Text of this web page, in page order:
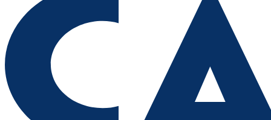
08.08.2026 | 20:01